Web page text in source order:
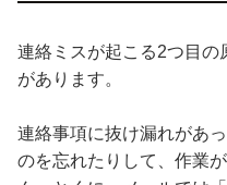
連絡ミスが起こる2つ目の
があります。
連絡事項に抜け漏れがあ
のを忘れたりして、作業